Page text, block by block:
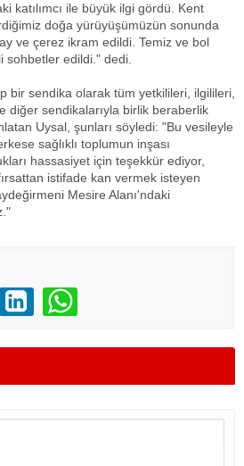
katılımcı ile büyük ilgi gördü. Kent
doğa yürüyüşümüzün sonunda
ve çerez ikram edildi. Temiz ve bol
sohbetler edildi." dedi.
bir sendika olarak tüm yetkilileri, ilgilileri,
diğer sendikalarıyla birlik beraberlik
Uysal, şunları söyledi: "Bu vesileyle
sağlıklı toplumun inşası
hassasiyet için teşekkür ediyor,
istifade kan vermek isteyen
Mesire Alanı'ndaki